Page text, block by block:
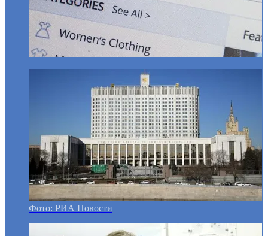
Фото: РИА Новости